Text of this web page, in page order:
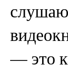
— это